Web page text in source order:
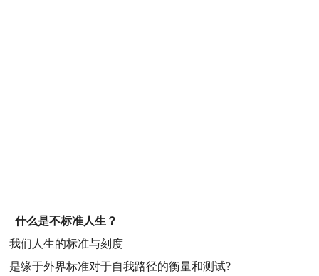
什么是不标准人生？
我们人生的标准与刻度
是缘于外界标准对于自我路径的衡量和测试?